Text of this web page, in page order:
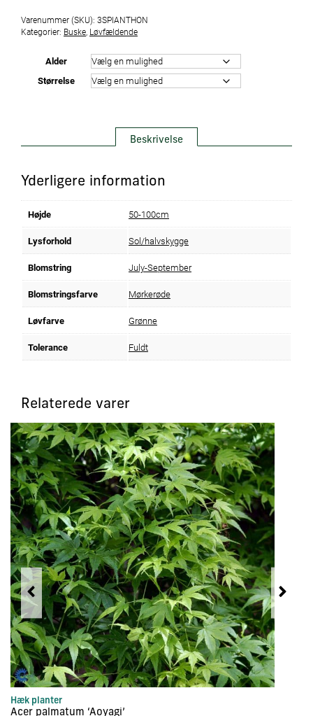
Varenummer (SKU): 3SPIANTHON
Kategorier: Buske Løvfældende
Alder
Størrelse
Beskrivelse
Yderligere information
Højde 50-100cm
Lysforhold Sol/halvskygge
Blomstring July-September
Blomstringsfarve Mørkerøde
Løvfarve Grønne
Tolerance Fuldt
Relaterede varer
Hæk planter
Acer palmatum ‘Aoyagi’